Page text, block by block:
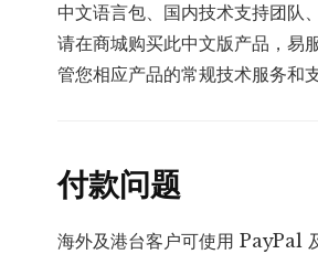
中文语言包、国内技术支持团队
请在商城购买此中文版产品，易
管您相应产品的常规技术服务和支
付款问题
海外及港台客户可使用 PayPal